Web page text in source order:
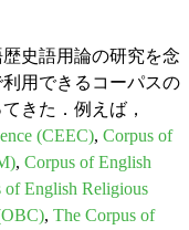
史語用論の研究を念
用できるコーパスの
きた．例えば，
(CEEC), Corpus of
, Corpus of English
of English Religious
, The Corpus of